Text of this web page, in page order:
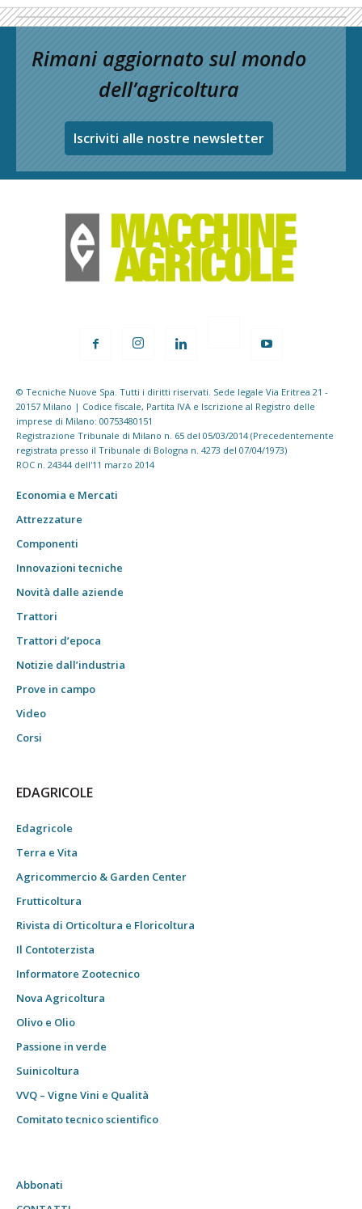
Rimani aggiornato sul mondo
dell’agricoltura
Iscriviti alle nostre newsletter
© Tecniche Nuove Spa. Tutti i diritti riservati. Sede legale Via Eritrea 21 -
20157 Milano | Codice fiscale, Partita IVA e Iscrizione al Registro delle
imprese di Milano: 00753480151
Registrazione Tribunale di Milano n. 65 del 05/03/2014 (Precedentemente
registrata presso il Tribunale di Bologna n. 4273 del 07/04/1973)
ROC n. 24344 dell'11 marzo 2014
Economia e Mercati
Attrezzature
Componenti
Innovazioni tecniche
Novità dalle aziende
Trattori
Trattori d’epoca
Notizie dall’industria
Prove in campo
Video
Corsi
EDAGRICOLE
Edagricole
Terra e Vita
Agricommercio & Garden Center
Frutticoltura
Rivista di Orticoltura e Floricoltura
Il Contoterzista
Informatore Zootecnico
Nova Agricoltura
Olivo e Olio
Passione in verde
Suinicoltura
VVQ – Vigne Vini e Qualità
Comitato tecnico scientifico
Abbonati